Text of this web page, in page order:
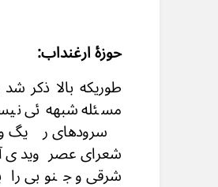
حوزۀ ارغنداب:
طوریکه بالا ذکر
مسئله شبهه ئی
سرودهای ریگ
شعرای عصر ویدی
شرقی و جنوبی را